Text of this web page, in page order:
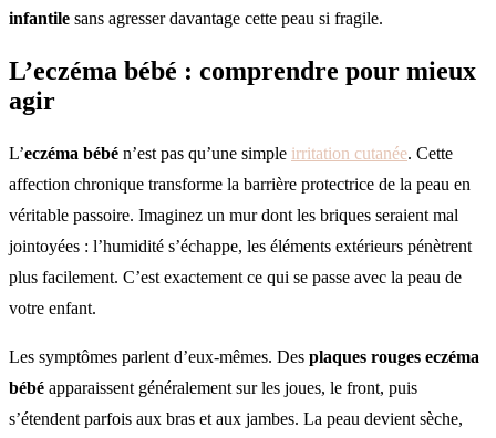
infantile sans agresser davantage cette peau si fragile.
L’eczéma bébé : comprendre pour mieux
agir
L’eczéma bébé n’est pas qu’une simple irritation cutanée. Cette
affection chronique transforme la barrière protectrice de la peau en
véritable passoire. Imaginez un mur dont les briques seraient mal
jointoyées : l’humidité s’échappe, les éléments extérieurs pénètrent
plus facilement. C’est exactement ce qui se passe avec la peau de
votre enfant.
Les symptômes parlent d’eux-mêmes. Des plaques rouges eczéma
bébé apparaissent généralement sur les joues, le front, puis
s’étendent parfois aux bras et aux jambes. La peau devient sèche,